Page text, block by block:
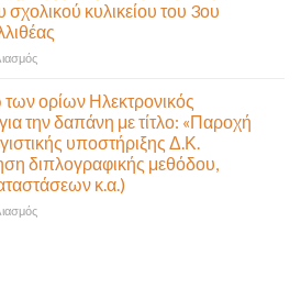
υποδομής
ολοκληρώθηκε
γίνει
δια
ζώσης
αίθουσα
Δημοτικού
Συμβουλίου)
&
με
τηλεδιάσκεψη
(μικτή
για
την
εκμίσθωση
σχολικού
κυλικείου
του
1ου
Δημοτικού
Καλλιθέας
κυλικείου του 3ου
στο
προκήρυξης
διαγωνισμού
για
την
εκμίσθωση
του
σχολικού
των ορίων Ηλεκτρονικός
την δαπάνη με τίτλο: «Παροχή
υποστήριξης Δ.Κ.
διπλογραφικής μεθόδου,
κ.α.)
στο